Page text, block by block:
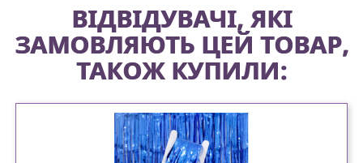
ВІДВІДУВАЧІ, ЯКІ
ЗАМОВЛЯЮТЬ ЦЕЙ ТОВАР,
ТАКОЖ КУПИЛИ: